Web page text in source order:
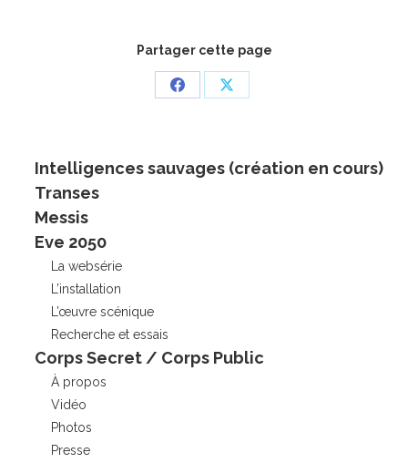
Partager cette page
PartagerPartager
Intelligences sauvages (création en cours)
Transes
Messis
Eve 2050
La websérie
L’installation
L’œuvre scénique
Recherche et essais
Corps Secret / Corps Public
À propos
Vidéo
Photos
Presse